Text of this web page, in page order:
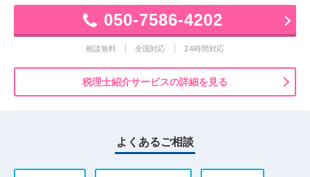
050-7586-4202
相談無料 全国対応 24時間対応
税理士紹介サービスの詳細を見る
よくあるご相談